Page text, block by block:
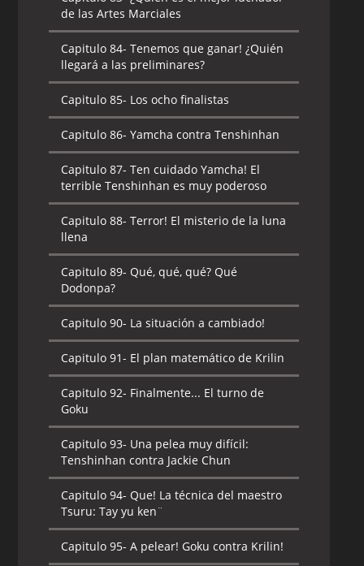
de las Artes Marciales
Capitulo 84- Tenemos que ganar! ¿Quién
llegará a las preliminares?
Capitulo 85- Los ocho finalistas
Capitulo 86- Yamcha contra Tenshinhan
Capitulo 87- Ten cuidado Yamcha! El
terrible Tenshinhan es muy poderoso
Capitulo 88- Terror! El misterio de la luna
llena
Capitulo 89- Qué, qué, qué? Qué
Dodonpa?
Capitulo 90- La situación a cambiado!
Capitulo 91- El plan matemático de Krilin
Capitulo 92- Finalmente... El turno de
Goku
Capitulo 93- Una pelea muy difícil:
Tenshinhan contra Jackie Chun
Capitulo 94- Que! La técnica del maestro
Tsuru: Tay yu ken¨
Capitulo 95- A pelear! Goku contra Krilin!